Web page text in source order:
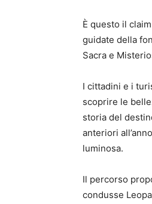
È questo il
guidate della
Sacra e
I cittadini e i
scoprire le
storia del
anteriori
luminosa.
Il percorso
condusse